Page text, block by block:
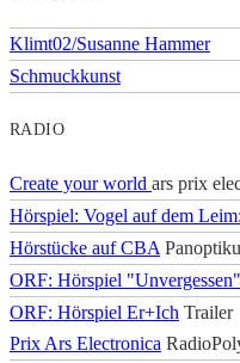
Klimt02/Susanne Hammer
Schmuckkunst
RADIO
Create your world ars prix
Hörspiel: Vogel auf dem
Hörstücke auf CBA
ORF: Hörspiel "Unvergessen"
ORF: Hörspiel Er+Ich Trailer
Prix Ars Electronica